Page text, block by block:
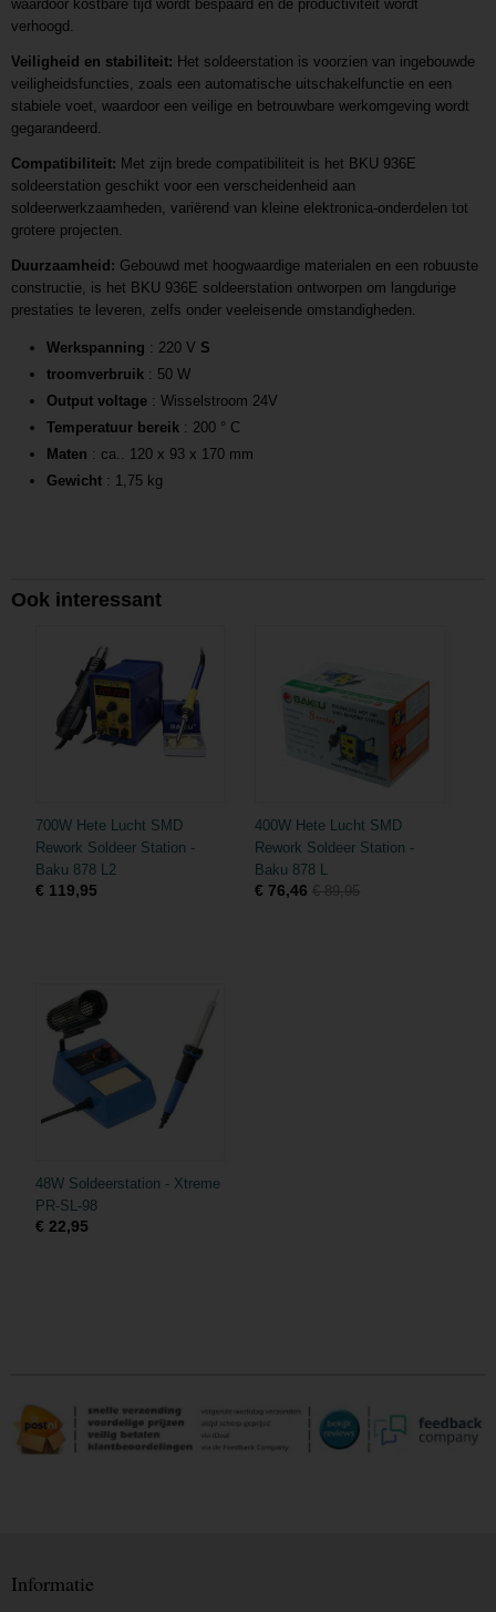
waardoor kostbare tijd wordt bespaard en de productiviteit wordt
verhoogd.
Veiligheid en stabiliteit: Het soldeerstation is voorzien van ingebouwde
veiligheidsfuncties, zoals een automatische uitschakelfunctie en een
stabiele voet, waardoor een veilige en betrouwbare werkomgeving wordt
gegarandeerd.
Compatibiliteit: Met zijn brede compatibiliteit is het BKU 936E
soldeerstation geschikt voor een verscheidenheid aan
soldeerwerkzaamheden, variërend van kleine elektronica-onderdelen tot
grotere projecten.
Duurzaamheid: Gebouwd met hoogwaardige materialen en een robuuste
constructie, is het BKU 936E soldeerstation ontworpen om langdurige
prestaties te leveren, zelfs onder veeleisende omstandigheden.
Werkspanning : 220 V S
troomverbruik : 50 W
Output voltage : Wisselstroom 24V
Temperatuur bereik : 200 ° C
Maten : ca.. 120 x 93 x 170 mm
Gewicht : 1,75 kg
Ook interessant
700W Hete Lucht SMD
Rework Soldeer Station -
Baku 878 L2
€ 119,95
400W Hete Lucht SMD
Rework Soldeer Station -
Baku 878 L
€ 76,46 € 89,95
48W Soldeerstation - Xtreme
PR-SL-98
€ 22,95
Informatie